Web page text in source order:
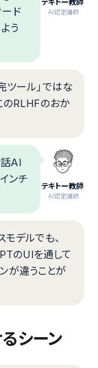
テキトー教師
.AI認定講師
ド
う
ツール」ではな
のRLHFのおか
テキトー教師
.AI認定講師
AI
ンチ
デルでも、
のUIを通して
が違うことが
シーン